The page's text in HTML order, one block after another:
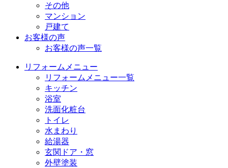
その他
マンション
戸建て
お客様の声
お客様の声一覧
リフォームメニュー
リフォームメニュー一覧
キッチン
浴室
洗面化粧台
トイレ
水まわり
給湯器
玄関ドア・窓
外壁塗装